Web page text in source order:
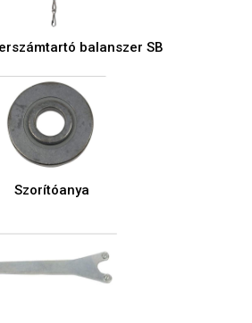
balanszer SB
Szorítóanya